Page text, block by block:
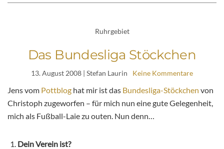
Ruhrgebiet
Das Bundesliga Stöckchen
13. August 2008 | Stefan Laurin Keine Kommentare
Jens vom Pottblog hat mir ist das Bundesliga-Stöckchen von
Christoph zugeworfen – für mich nun eine gute Gelegenheit,
mich als Fußball-Laie zu outen. Nun denn…
Dein Verein ist?